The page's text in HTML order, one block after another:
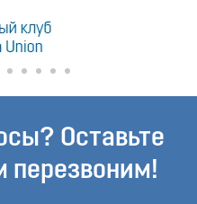
Оставьте
перезвоним!